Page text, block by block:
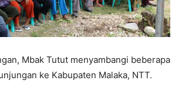
Mbak Tutut menyambangi beberapa
ke Kabupaten Malaka, NTT.